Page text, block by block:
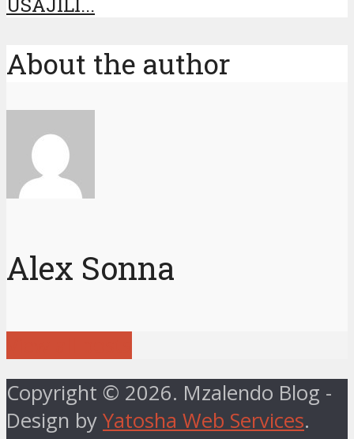
About the author
Alex Sonna
Copyright © 2026. Mzalendo Blog -
Design by Yatosha Web Services.